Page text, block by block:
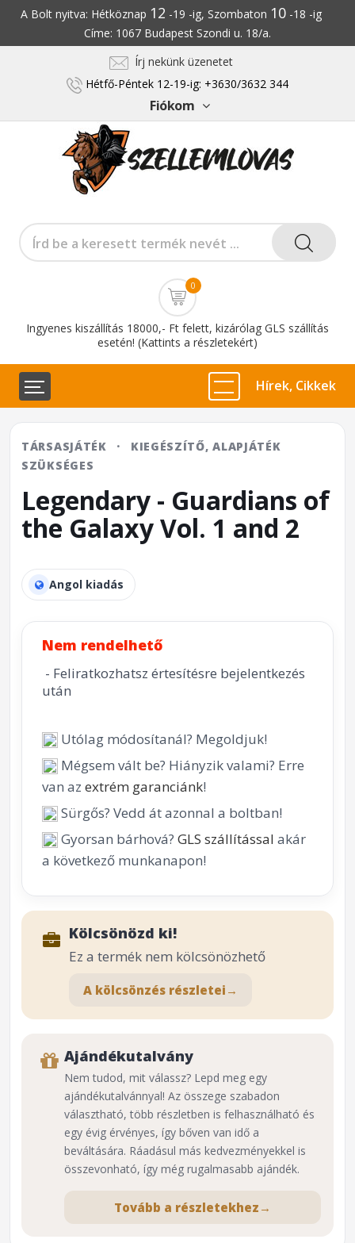
A Bolt nyitva: Hétköznap 12 -19 -ig, Szombaton 10-18 -ig
Címe: 1067 Budapest Szondi u. 18/a.
Írj nekünk üzenetet
Hétfő-Péntek 12-19-ig: +3630/3632 344
Fiókom
0
Ingyenes kiszállítás 18000,- Ft felett, kizárólag GLS szállítás
esetén! (Kattints a részletekért)
Hírek, Cikkek
TÁRSASJÁTÉK ·
KIEGÉSZÍTŐ, ALAPJÁTÉK
SZÜKSÉGES
Legendary - Guardians of
the Galaxy Vol. 1 and 2
Angol kiadás
Nem rendelhető
- Feliratkozhatsz értesítésre bejelentkezés
után
Utólag módosítanál? Megoldjuk!
Mégsem vált be? Hiányzik valami? Erre
van az extrém garanciánk!
Sürgős? Vedd át azonnal a boltban!
Gyorsan bárhová? GLS szállítással akár
a következő munkanapon!
Kölcsönözd ki!
Ez a termék nem kölcsönözhető
A kölcsönzés részletei →
Ajándékutalvány
Nem tudod, mit válassz? Lepd meg egy
ajándékutalvánnyal! Az összege szabadon
választható, több részletben is felhasználható és
egy évig érvényes, így bőven van idő a
beváltására. Ráadásul más kedvezményekkel is
összevonható, így még rugalmasabb ajándék.
Tovább a részletekhez →